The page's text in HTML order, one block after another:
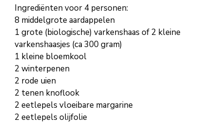
Ingrediënten voor 4 personen:
8 middelgrote aardappelen
1 grote (biologische) varkenshaas of 2 kleine
varkenshaasjes (ca 300 gram)
1 kleine bloemkool
2 winterpenen
2 rode uien
2 tenen knoflook
2 eetlepels vloeibare margarine
2 eetlepels olijfolie